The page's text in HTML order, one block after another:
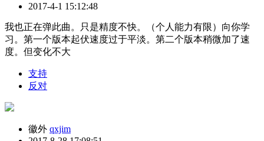
2017-4-1 15:12:48
我也正在弹此曲。只是精度不快。（个人能力有限）向你学
习。第一个版本起伏速度过于平淡。第二个版本稍微加了速
度。但变化不大
支持
反对
徽外 qxjim